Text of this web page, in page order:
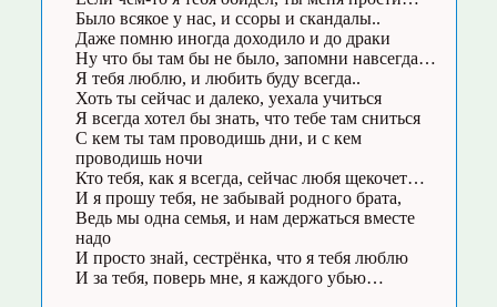
Было всякое у нас, и ссоры и скандалы..
Даже помню иногда доходило и до драки
Ну что бы там бы не было, запомни навсегда…
Я тебя люблю, и любить буду всегда..
Хоть ты сейчас и далеко, уехала учиться
Я всегда хотел бы знать, что тебе там сниться
С кем ты там проводишь дни, и с кем
проводишь ночи
Кто тебя, как я всегда, сейчас любя щекочет…
И я прошу тебя, не забывай родного брата,
Ведь мы одна семья, и нам держаться вместе
надо
И просто знай, сестрёнка, что я тебя люблю
И за тебя, поверь мне, я каждого убью…